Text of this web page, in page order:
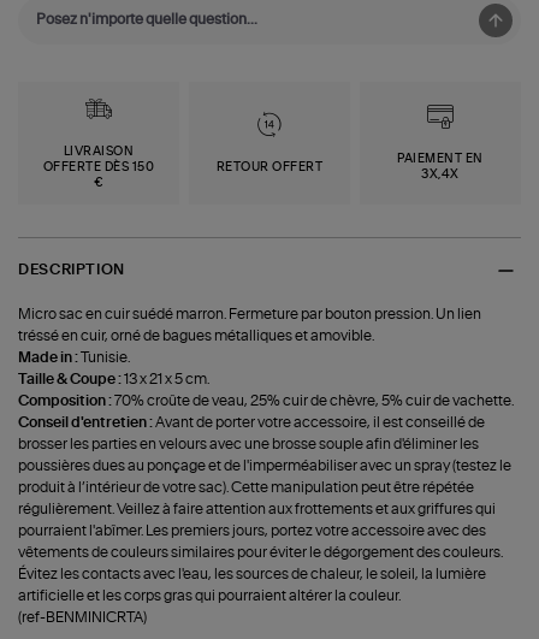
LIVRAISON
OFFERTE DÈS 150
€
RETOUR OFFERT
PAIEMENT EN
3X,4X
DESCRIPTION
Micro sac en cuir suédé marron. Fermeture par bouton pression. Un lien
tréssé en cuir, orné de bagues métalliques et amovible.
Made in :Tunisie.
Taille & Coupe :13 x 21 x 5 cm.
Composition :70% croûte de veau, 25% cuir de chèvre, 5% cuir de vachette.
Conseil d'entretien :Avant de porter votre accessoire, il est conseillé de
brosser les parties en velours avec une brosse souple afin d'éliminer les
poussières dues au ponçage et de l'imperméabiliser avec un spray (testez le
produit à l’intérieur de votre sac). Cette manipulation peut être répétée
régulièrement. Veillez à faire attention aux frottements et aux griffures qui
pourraient l'abîmer. Les premiers jours, portez votre accessoire avec des
vêtements de couleurs similaires pour éviter le dégorgement des couleurs.
Évitez les contacts avec l'eau, les sources de chaleur, le soleil, la lumière
artificielle et les corps gras qui pourraient altérer la couleur.
(ref-BENMINICRTA)